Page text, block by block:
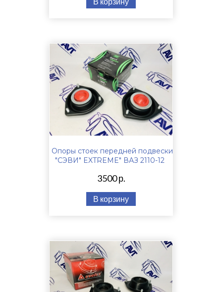
Опоры стоек передней подвески
"СЭВИ" EXTREME" ВАЗ 2110-12
3500 р.
В корзину